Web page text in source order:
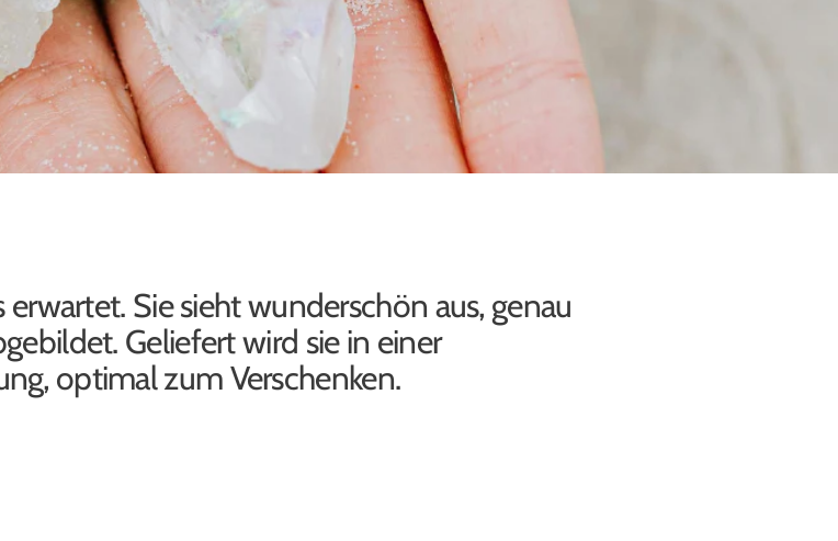
Sie sieht wunderschön aus, genau
Geliefert wird sie in einer
optimal zum Verschenken.